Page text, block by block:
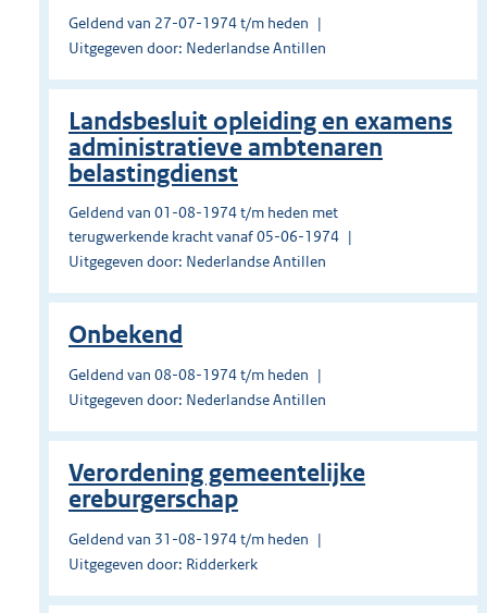
Geldend van 27-07-1974 t/m heden
Uitgegeven door: Nederlandse Antillen
Landsbesluit opleiding en examens
administratieve ambtenaren
belastingdienst
Geldend van 01-08-1974 t/m heden met
terugwerkende kracht vanaf 05-06-1974
Uitgegeven door: Nederlandse Antillen
Onbekend
Geldend van 08-08-1974 t/m heden
Uitgegeven door: Nederlandse Antillen
Verordening gemeentelijke
ereburgerschap
Geldend van 31-08-1974 t/m heden
Uitgegeven door: Ridderkerk